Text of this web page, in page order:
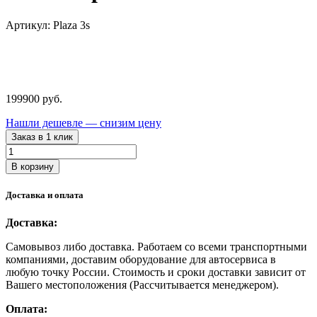
Артикул: Plaza 3s
199900 руб.
Нашли дешевле — снизим цену
Заказ в 1 клик
Количество
товара
Plaza
СТОРМ
станок
В корзину
Доставка и оплата
Доставка:
Самовывоз либо доставка. Работаем со всеми транспортными
компаниями, доставим оборудование для автосервиса в
любую точку России. Стоимость и сроки доставки зависит от
Вашего местоположения (Рассчитывается менеджером).
Оплата: